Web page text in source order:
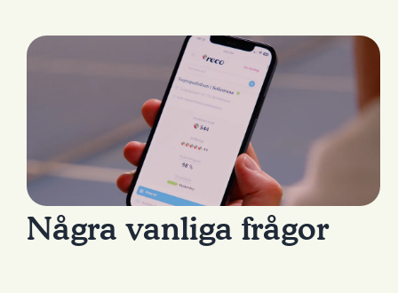
Några vanliga frågor